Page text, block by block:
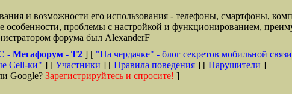
и возможности его использования - телефоны, смартфоны,
особенности, проблемы с настройкой и функционированием,
форума был AlexanderF
- Мегафорум - T2 ] [ "На чердачке" - блог секретов мобильной связи
Сell-ки" ] [ Участники ] [ Правила поведения ] [ Нарушители ]
Google? Зарегистрируйтесь и спросите! ]